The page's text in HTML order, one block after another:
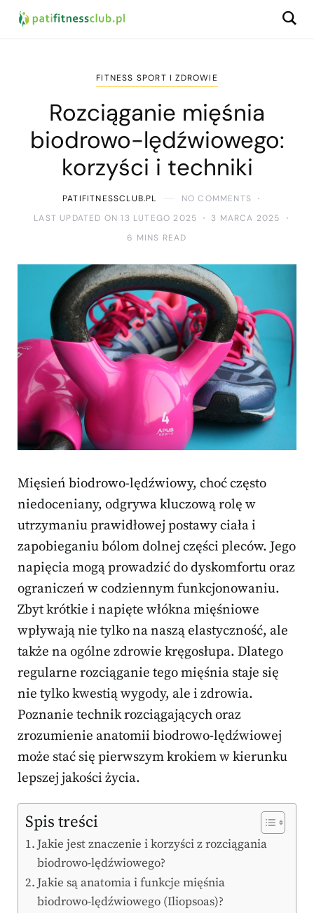
FITNESS SPORT I ZDROWIE
Rozciąganie mięśnia
biodrowo-lędźwiowego:
korzyści i techniki
PATIFITNESSCLUB.PL
NO COMMENTS
LAST UPDATED ON 13 LUTEGO 2025
3 MARCA 2025
6 MINS READ
Mięsień biodrowo-lędźwiowy, choć często
niedoceniany, odgrywa kluczową rolę w
utrzymaniu prawidłowej postawy ciała i
zapobieganiu bólom dolnej części pleców. Jego
napięcia mogą prowadzić do dyskomfortu oraz
ograniczeń w codziennym funkcjonowaniu.
Zbyt krótkie i napięte włókna mięśniowe
wpływają nie tylko na naszą elastyczność, ale
także na ogólne zdrowie kręgosłupa. Dlatego
regularne rozciąganie tego mięśnia staje się
nie tylko kwestią wygody, ale i zdrowia.
Poznanie technik rozciągających oraz
zrozumienie anatomii biodrowo-lędźwiowej
może stać się pierwszym krokiem w kierunku
lepszej jakości życia.
Spis treści
Jakie jest znaczenie i korzyści z rozciągania
biodrowo-lędźwiowego?
Jakie są anatomia i funkcje mięśnia
biodrowo-lędźwiowego (Iliopsoas)?